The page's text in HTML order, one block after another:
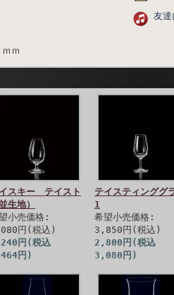
友達
ｍｍ
スキー テイスト
並生地）
小売価格:
円(税込)
円(税込
円)
テイスティンググ
1
希望小売価格:
3,850円(税込)
2,800円(税込
3,080円)